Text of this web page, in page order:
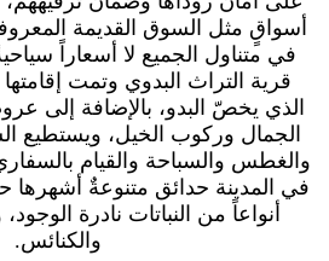
أسواقٍ مثل السوق القديمة
في متناول الجميع لا أسعاراً
قرية التراث البدوي وتمت
الذي يخصّ البدو، بالإضافة إلى
الجمال وركوب الخيل، ويستطيع
والغطس والسباحة والقيام
في المدينة حدائق متنوعةٌ أشهرها
أنواعاً من النباتات نادرة
والكنائس.